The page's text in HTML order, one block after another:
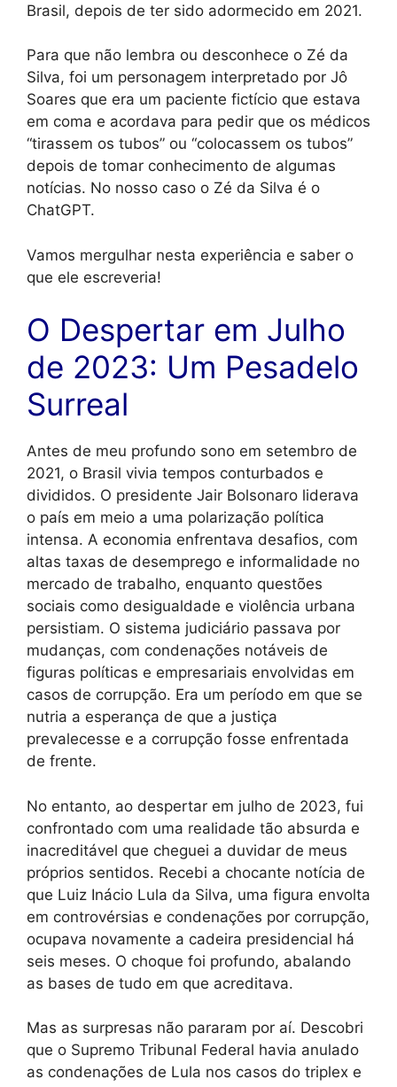
Brasil, depois de ter sido adormecido em 2021.
Para que não lembra ou desconhece o Zé da
Silva, foi um personagem interpretado por Jô
Soares que era um paciente fictício que estava
em coma e acordava para pedir que os médicos
“tirassem os tubos” ou “colocassem os tubos”
depois de tomar conhecimento de algumas
notícias. No nosso caso o Zé da Silva é o
ChatGPT.
Vamos mergulhar nesta experiência e saber o
que ele escreveria!
O Despertar em Julho
de 2023: Um Pesadelo
Surreal
Antes de meu profundo sono em setembro de
2021, o Brasil vivia tempos conturbados e
divididos. O presidente Jair Bolsonaro liderava
o país em meio a uma polarização política
intensa. A economia enfrentava desafios, com
altas taxas de desemprego e informalidade no
mercado de trabalho, enquanto questões
sociais como desigualdade e violência urbana
persistiam. O sistema judiciário passava por
mudanças, com condenações notáveis de
figuras políticas e empresariais envolvidas em
casos de corrupção. Era um período em que se
nutria a esperança de que a justiça
prevalecesse e a corrupção fosse enfrentada
de frente.
No entanto, ao despertar em julho de 2023, fui
confrontado com uma realidade tão absurda e
inacreditável que cheguei a duvidar de meus
próprios sentidos. Recebi a chocante notícia de
que Luiz Inácio Lula da Silva, uma figura envolta
em controvérsias e condenações por corrupção,
ocupava novamente a cadeira presidencial há
seis meses. O choque foi profundo, abalando
as bases de tudo em que acreditava.
Mas as surpresas não pararam por aí. Descobri
que o Supremo Tribunal Federal havia anulado
as condenações de Lula nos casos do triplex e